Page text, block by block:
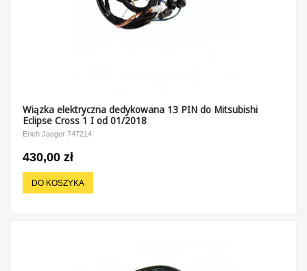
Wiązka elektryczna dedykowana 13 PIN do Mitsubishi
Eclipse Cross 1 I od 01/2018
Erich Jaeger 747214
430,00 zł
DO KOSZYKA